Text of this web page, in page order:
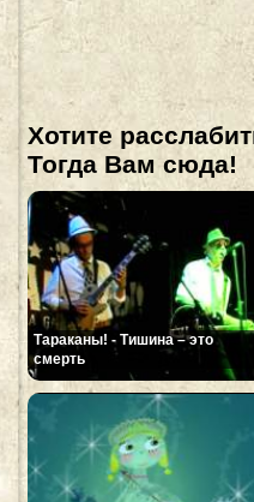
Хотите
Тогда Вам сюда!
Тараканы! - Тишина – это
смерть